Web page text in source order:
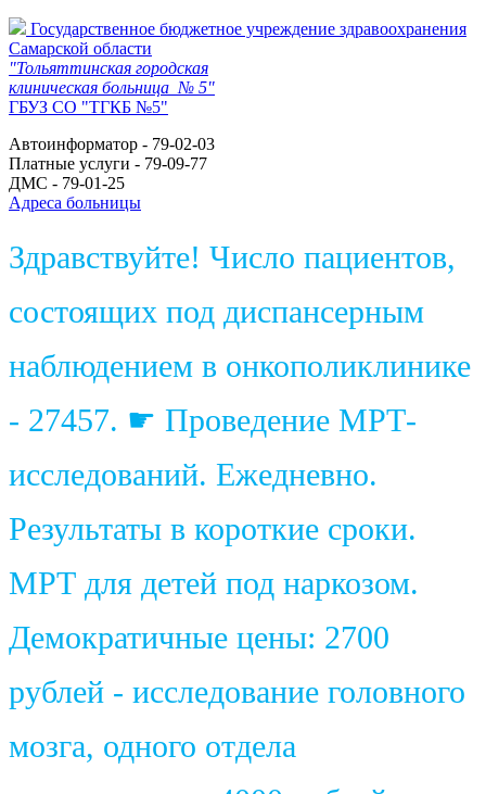
Государственное бюджетное учреждение здравоохранения
Самарской области
"Тольяттинская городская
клиническая больница № 5"
ГБУЗ СО "ТГКБ №5"
Автоинформатор - 79-02-03
Платные услуги - 79-09-77
ДМС - 79-01-25
Адреса больницы
Здравствуйте! Число пациентов,
состоящих под диспансерным
наблюдением в онкополиклинике
- 27457. ☛ Проведение МРТ-
исследований. Ежедневно.
Результаты в короткие сроки.
МРТ для детей под наркозом.
Демократичные цены: 2700
рублей - исследование головного
мозга, одного отдела